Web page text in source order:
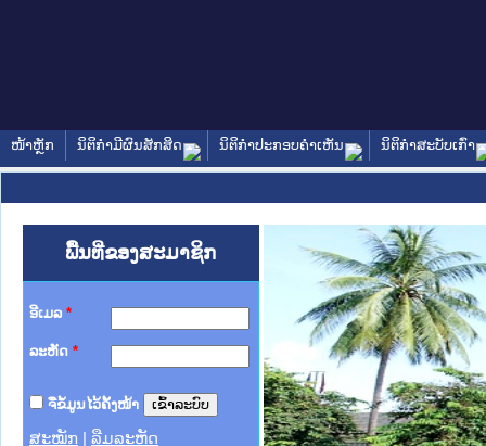
ໜ້າຫຼັກ ນິຕິກໍາມີຜົນສັກສິດ ນິຕິກໍາປະກອບຄໍາເຫັນ ນິຕິກໍາສະບັບເກົ່າ
ພື້ນທີ່ຂອງສະມາຊິກ
ອີເມລ *
ລະຫັດ *
ຈື່ຂໍ້ມູນໄວ້ຄັ້ງໜ້າ
ສະໝັກ ລືມລະຫັດ